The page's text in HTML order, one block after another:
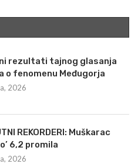
rezultati tajnog glasanja
o fenomenu Međugorja
2026
REKORDERI: Muškarac
6,2 promila
2026